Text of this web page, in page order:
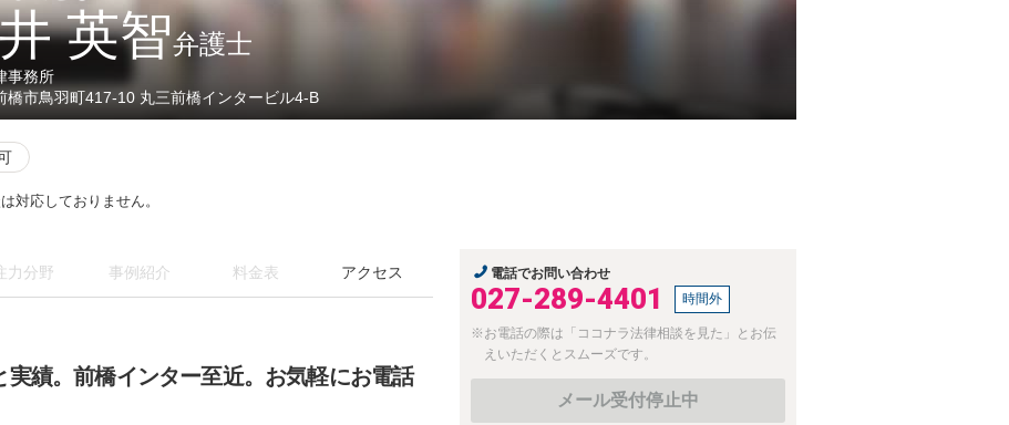
英智弁護士
事務所
橋市鳥羽町417-10 丸三前橋インタービル4-B
対応しておりません。
力分野 事例紹介 料金表 アクセス
績。前橋インター至近。お気軽にお電話
電話でお問い合わせ
027-289-4401 時間外
※お電話の際は「ココナラ法律相談を見た」とお伝
えいただくとスムーズです。
メール受付停止中